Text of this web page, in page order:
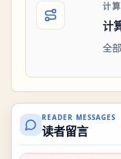
计
计
全
READER MESSAGES
读者留言